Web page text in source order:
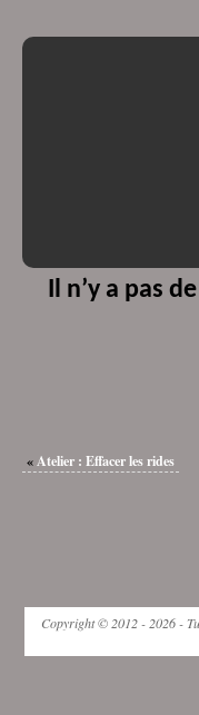
Il n’y a pas
«Atelier : Effacer les rides
Copyright © 2012 - 2026 -